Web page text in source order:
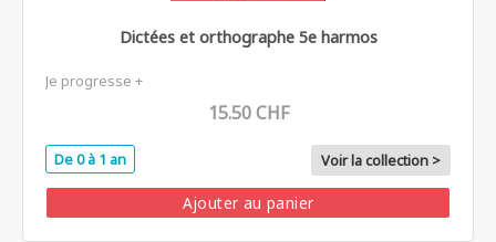
Dictées et orthographe 5e harmos
Je progresse +
15.50 CHF
De 0 à 1 an Voir la collection >
Ajouter au panier